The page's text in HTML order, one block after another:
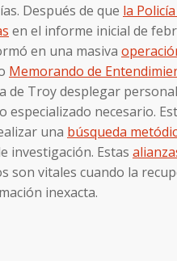
Después de que la
en el informe inicial de
en una masiva
Memorando de
de Troy desplegar
especializado necesario.
una búsqueda
investigación. Estas
son vitales cuando la
inexacta.